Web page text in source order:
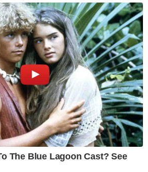
The Blue Lagoon Cast? See